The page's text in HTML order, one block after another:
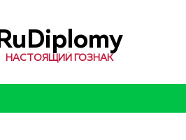
RuDiplomy
НАСТОЯЩИЙ ГОЗНАК